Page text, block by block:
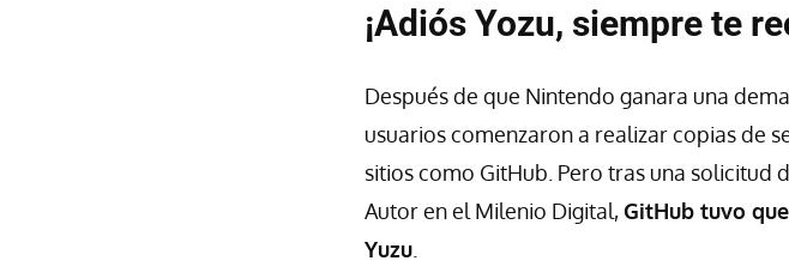
¡Adiós Yozu, siempre te
Después de que Nintendo ganara una
usuarios comenzaron a realizar copias de
sitios como GitHub. Pero tras una solicitud
Autor en el Milenio Digital,GitHub tuvo
Yuzu